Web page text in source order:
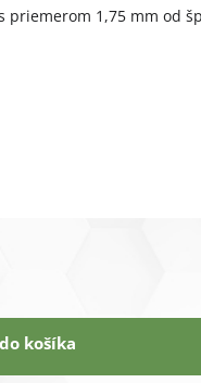
košíka
priemerom 1,75 mm od